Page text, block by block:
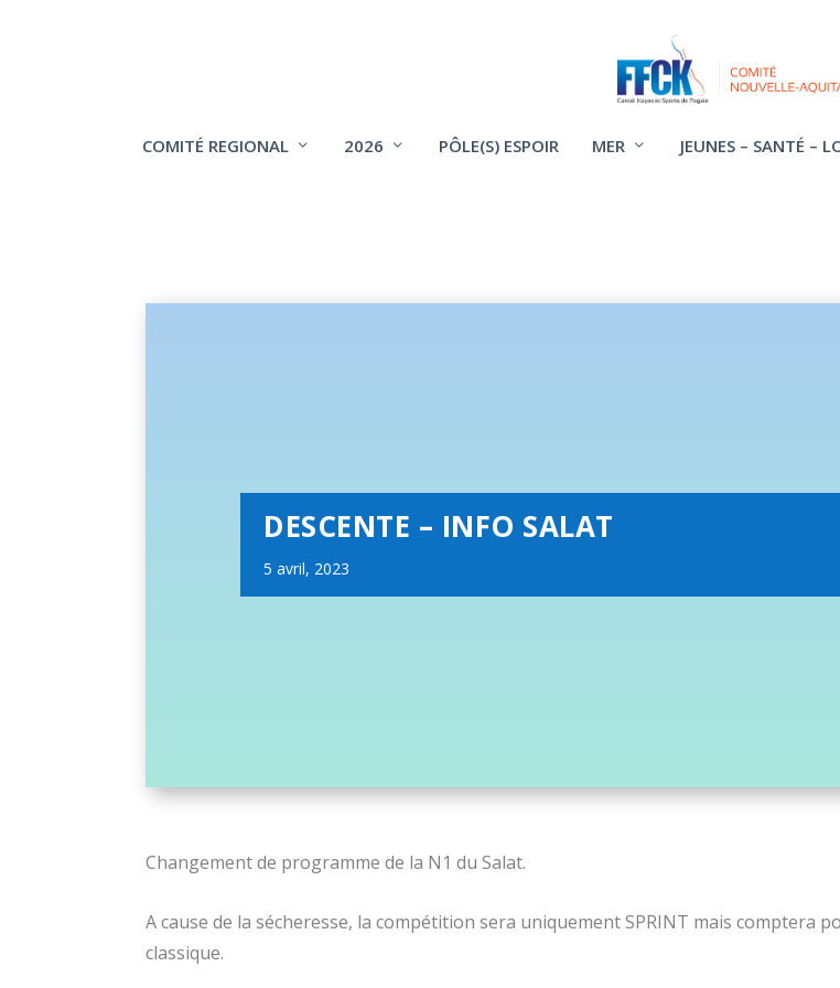
COMITÉ REGIONAL 2026 PÔLE(S) ESPOIR MER JEUNES – SANTÉ –
DESCENTE – INFO SALAT
5 avril, 2023
Changement de programme de la N1 du Salat.
A cause de la sécheresse, la compétition sera uniquement SPRINT mais comptera
classique.